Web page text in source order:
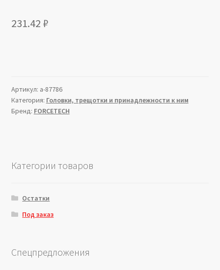
231.42 ₽
Артикул: a-87786
Категория: Головки, трещотки и принадлежности к ним
Бренд: FORCETECH
Категории товаров
Остатки
Под заказ
Спецпредложения